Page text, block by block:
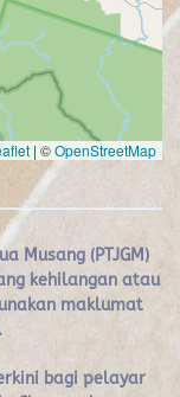
| ©OpenStreetMap
Musang (PTJGM)
kehilangan atau
maklumat
bagi pelayar